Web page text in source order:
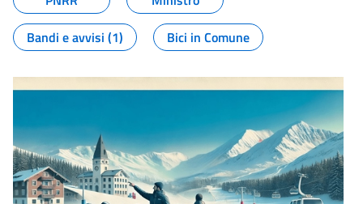
Bandi e avvisi (1)
Bici in Comune